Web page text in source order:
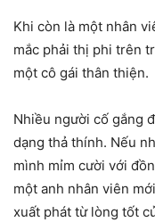
Khi còn là một nhân
mắc phải thị phi trên
một cô gái thân thiện.
Nhiều người cố gắng
dạng thả thính. Nếu
mình mỉm cười với
một anh nhân viên
xuất phát từ lòng tốt